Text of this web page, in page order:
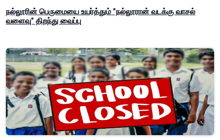
நல்லூரின் பெருமையை உயர்த்தும் "நல்லூரான் வடக்கு வாசல்
வளைவு" திறந்து வைப்பு